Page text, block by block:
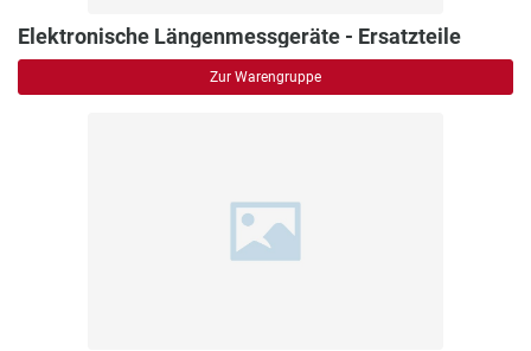
Elektronische Längenmessgeräte - Ersatzteile
Zur Warengruppe